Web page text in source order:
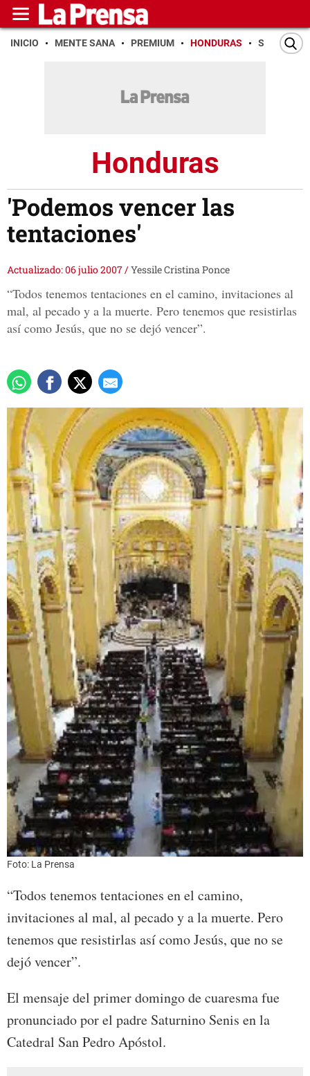
INICIO MENTE SANA PREMIUM HONDURAS SAN PEDRO
Honduras
'Podemos vencer las
tentaciones'
Actualizado: 06 julio 2007/Yessile Cristina Ponce
“Todos tenemos tentaciones en el camino, invitaciones al
mal, al pecado y a la muerte. Pero tenemos que resistirlas
así como Jesús, que no se dejó vencer”.
Foto: La Prensa
“Todos tenemos tentaciones en el camino,
invitaciones al mal, al pecado y a la muerte. Pero
tenemos que resistirlas así como Jesús, que no se
dejó vencer”.
El mensaje del primer domingo de cuaresma fue
pronunciado por el padre Saturnino Senis en la
Catedral San Pedro Apóstol.